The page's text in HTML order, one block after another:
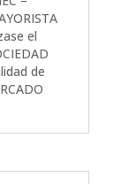
el
de